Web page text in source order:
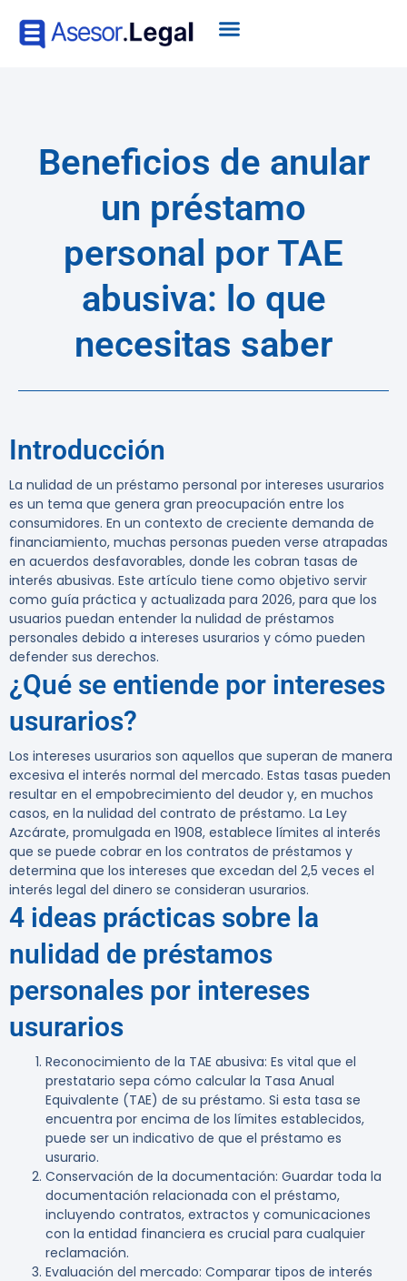
Beneficios de anular
un préstamo
personal por TAE
abusiva: lo que
necesitas saber
Introducción
La nulidad de un préstamo personal por intereses usurarios
es un tema que genera gran preocupación entre los
consumidores. En un contexto de creciente demanda de
financiamiento, muchas personas pueden verse atrapadas
en acuerdos desfavorables, donde les cobran tasas de
interés abusivas. Este artículo tiene como objetivo servir
como guía práctica y actualizada para 2026, para que los
usuarios puedan entender la nulidad de préstamos
personales debido a intereses usurarios y cómo pueden
defender sus derechos.
¿Qué se entiende por intereses
usurarios?
Los intereses usurarios son aquellos que superan de manera
excesiva el interés normal del mercado. Estas tasas pueden
resultar en el empobrecimiento del deudor y, en muchos
casos, en la nulidad del contrato de préstamo. La Ley
Azcárate, promulgada en 1908, establece límites al interés
que se puede cobrar en los contratos de préstamos y
determina que los intereses que excedan del 2,5 veces el
interés legal del dinero se consideran usurarios.
4 ideas prácticas sobre la
nulidad de préstamos
personales por intereses
usurarios
Reconocimiento de la TAE abusiva: Es vital que el
prestatario sepa cómo calcular la Tasa Anual
Equivalente (TAE) de su préstamo. Si esta tasa se
encuentra por encima de los límites establecidos,
puede ser un indicativo de que el préstamo es
usurario.
Conservación de la documentación: Guardar toda la
documentación relacionada con el préstamo,
incluyendo contratos, extractos y comunicaciones
con la entidad financiera es crucial para cualquier
reclamación.
Evaluación del mercado: Comparar tipos de interés